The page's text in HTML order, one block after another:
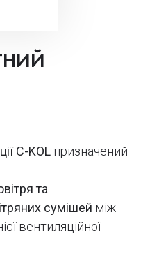
C-KOL призначений
та
сумішей між
вентиляційної